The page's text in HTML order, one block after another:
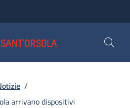
/
arrivano dispositivi